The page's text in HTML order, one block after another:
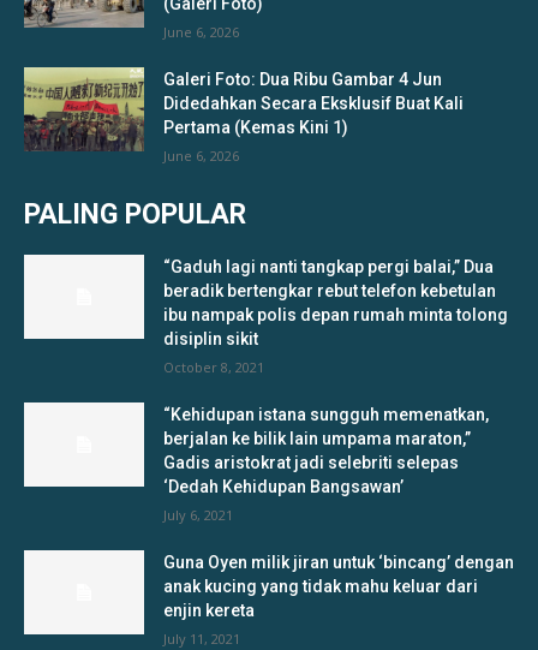
June 6, 2026
Galeri Foto: Dua Ribu Gambar 4 Jun
Didedahkan Secara Eksklusif Buat Kali
Pertama (Kemas Kini 1)
June 6, 2026
PALING POPULAR
“Gaduh lagi nanti tangkap pergi balai,” Dua
beradik bertengkar rebut telefon kebetulan
ibu nampak polis depan rumah minta tolong
disiplin sikit
October 8, 2021
“Kehidupan istana sungguh memenatkan,
berjalan ke bilik lain umpama maraton,”
Gadis aristokrat jadi selebriti selepas
‘Dedah Kehidupan Bangsawan’
July 6, 2021
Guna Oyen milik jiran untuk ‘bincang’ dengan
anak kucing yang tidak mahu keluar dari
enjin kereta
July 11, 2021